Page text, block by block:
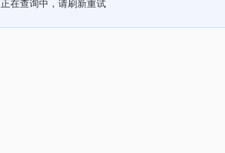
正在查询中，请刷新重试